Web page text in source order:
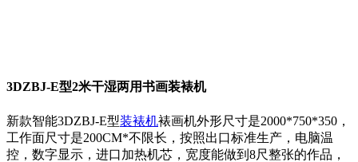
3DZBJ-E型2米干湿两用书画装裱机
新款智能3DZBJ-E型装裱机裱画机外形尺寸是2000*750*350，
工作面尺寸是200CM*不限长，按照出口标准生产，电脑温
控，数字显示，进口加热机芯，宽度能做到8尺整张的作品，